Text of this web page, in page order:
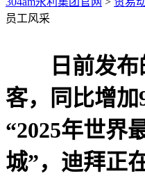
员工风采
日前发布的
客，同比增
“2025年世界
城”，迪拜正